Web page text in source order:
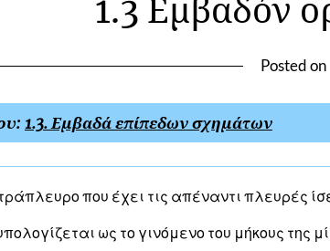
1.3 Εμβαδόν
Posted on
1.3. Εμβαδά επίπεδων σχημάτων
που έχει τις απέναντι πλευρές
ως το γινόμενο του μήκους της